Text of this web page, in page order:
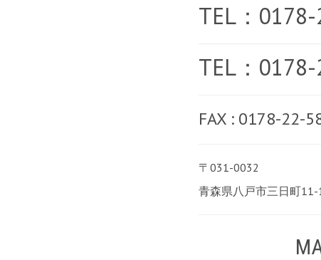
TEL：
TEL：
FAX : 0178-22-
〒031-0032
青森県八戸市三日町11-